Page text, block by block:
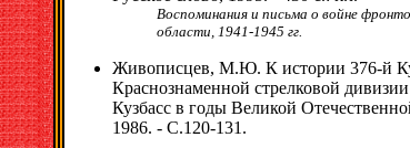
Воспоминания и письма о войне
области, 1941-1945 гг.
Живописцев, М.Ю. К истории 376-й
Краснознаменной стрелковой
Кузбасс в годы Великой
1986. - С.120-131.